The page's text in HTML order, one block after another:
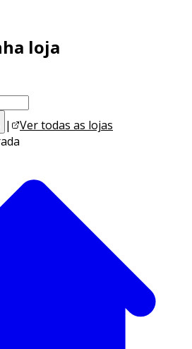
loja
|
Ver todas as lojas